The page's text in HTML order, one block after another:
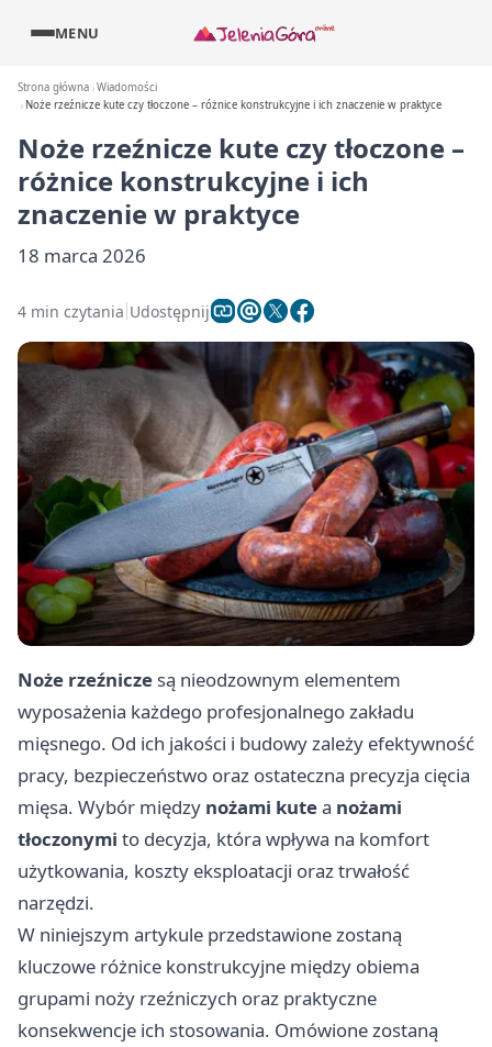
MENU
Strona główna Wiadomości
Noże rzeźnicze kute czy tłoczone – różnice konstrukcyjne i ich znaczenie w praktyce
Noże rzeźnicze kute czy tłoczone –
różnice konstrukcyjne i ich
znaczenie w praktyce
18 marca 2026
4 min czytania Udostępnij
Noże rzeźnicze są nieodzownym elementem
wyposażenia każdego profesjonalnego zakładu
mięsnego. Od ich jakości i budowy zależy efektywność
pracy, bezpieczeństwo oraz ostateczna precyzja cięcia
mięsa. Wybór między nożami kutea nożami
tłoczonymi to decyzja, która wpływa na komfort
użytkowania, koszty eksploatacji oraz trwałość
narzędzi.
W niniejszym artykule przedstawione zostaną
kluczowe różnice konstrukcyjne między obiema
grupami noży rzeźniczych oraz praktyczne
konsekwencje ich stosowania. Omówione zostaną